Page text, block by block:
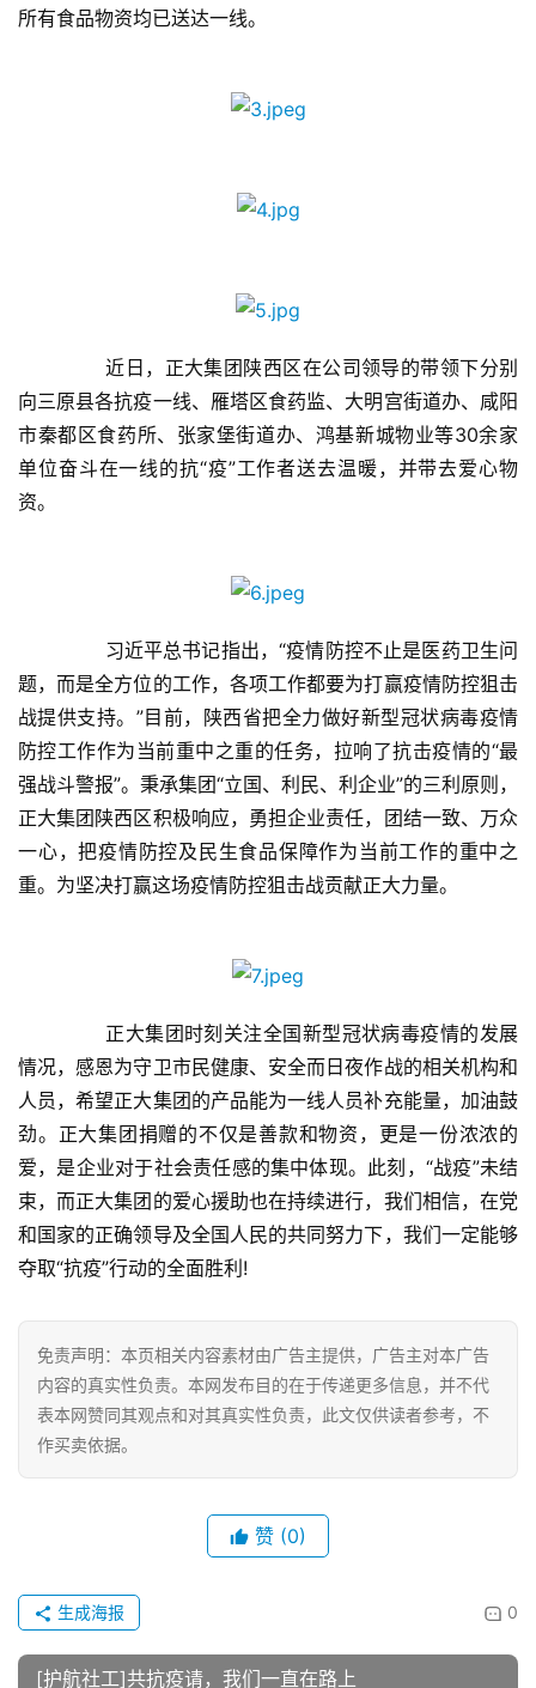
首
页
新
闻
资
讯
商
业
I
经
济
金
所有食品物资均已送达一线。
向三原县各抗疫一线、雁塔区食药监、大明宫街道办、咸阳
市秦都区食药所、张家堡街道办、鸿基新城物业等30余家
单位奋斗在一线的抗“疫”工作者送去温暖，并带去爱心物
资。
题，而是全方位的工作，各项工作都要为打赢疫情防控狙击
战提供支持。”目前，陕西省把全力做好新型冠状病毒疫情
防控工作作为当前重中之重的任务，拉响了抗击疫情的“最
强战斗警报”。秉承集团“立国、利民、利企业”的三利原则，
正大集团陕西区积极响应，勇担企业责任，团结一致、万众
一心，把疫情防控及民生食品保障作为当前工作的重中之
重。为坚决打赢这场疫情防控狙击战贡献正大力量。
情况，感恩为守卫市民健康、安全而日夜作战的相关机构和
人员，希望正大集团的产品能为一线人员补充能量，加油鼓
劲。正大集团捐赠的不仅是善款和物资，更是一份浓浓的
爱，是企业对于社会责任感的集中体现。此刻，“战疫”未结
束，而正大集团的爱心援助也在持续进行，我们相信，在党
和国家的正确领导及全国人民的共同努力下，我们一定能够
夺取“抗疫”行动的全面胜利!
免责声明：本页相关内容素材由广告主提供，广告主对本广告
内容的真实性负责。本网发布目的在于传递更多信息，并不代
表本网赞同其观点和对其真实性负责，此文仅供读者参考，不
作买卖依据。
赞 (0)
0
生成海报
[护航社工]共抗疫请，我们一直在路上